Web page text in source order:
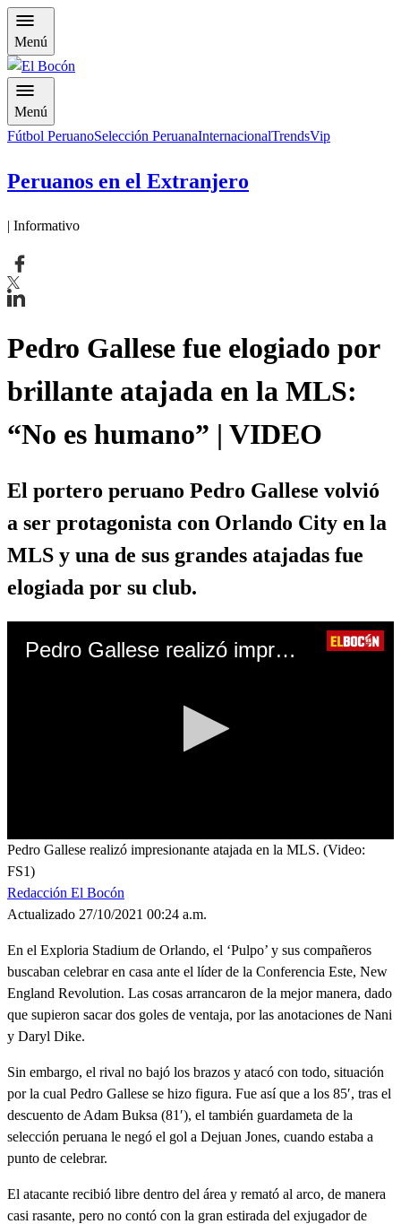
Menú
Menú
Fútbol PeruanoSelección PeruanaInternacionalTrendsVip
Peruanos en el Extranjero
| Informativo
Pedro Gallese fue elogiado por
brillante atajada en la MLS:
“No es humano” | VIDEO
El portero peruano Pedro Gallese volvió
a ser protagonista con Orlando City en la
MLS y una de sus grandes atajadas fue
elogiada por su club.
Pedro Gallese realizó impresionante atajada en la MLS. (Video: FS1)
0
seconds
of
0
seconds
Pedro Gallese realizó impresionante atajada en la MLS. (Video:
FS1)
Redacción El Bocón
Actualizado 27/10/2021 00:24 a.m.
En el Exploria Stadium de Orlando, el ‘Pulpo’ y sus compañeros
buscaban celebrar en casa ante el líder de la Conferencia Este, New
England Revolution. Las cosas arrancaron de la mejor manera, dado
que supieron sacar dos goles de ventaja, por las anotaciones de Nani
y Daryl Dike.
Sin embargo, el rival no bajó los brazos y atacó con todo, situación
por la cual Pedro Gallese se hizo figura. Fue así que a los 85′, tras el
descuento de Adam Buksa (81′), el también guardameta de la
selección peruana le negó el gol a Dejuan Jones, cuando estaba a
punto de celebrar.
El atacante recibió libre dentro del área y remató al arco, de manera
casi rasante, pero no contó con la gran estirada del exjugador de